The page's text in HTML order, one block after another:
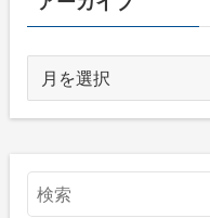
カ
ブ